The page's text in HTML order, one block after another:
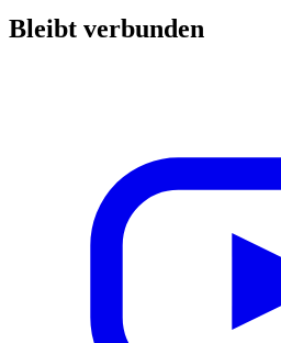
Bleibt verbunden